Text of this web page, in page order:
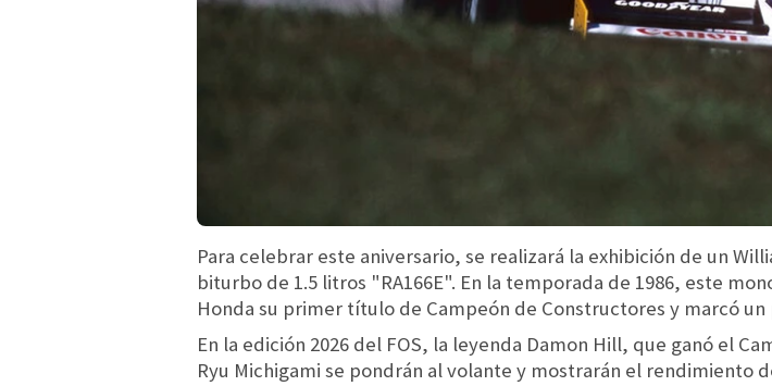
Para celebrar este aniversario, se realizará la exhibición de un
biturbo de 1.5 litros "RA166E". En la temporada de 1986, este
Honda su primer título de Campeón de Constructores y marcó
En la edición 2026 del FOS, la leyenda Damon Hill, que ganó el
Ryu Michigami se pondrán al volante y mostrarán el rendimiento